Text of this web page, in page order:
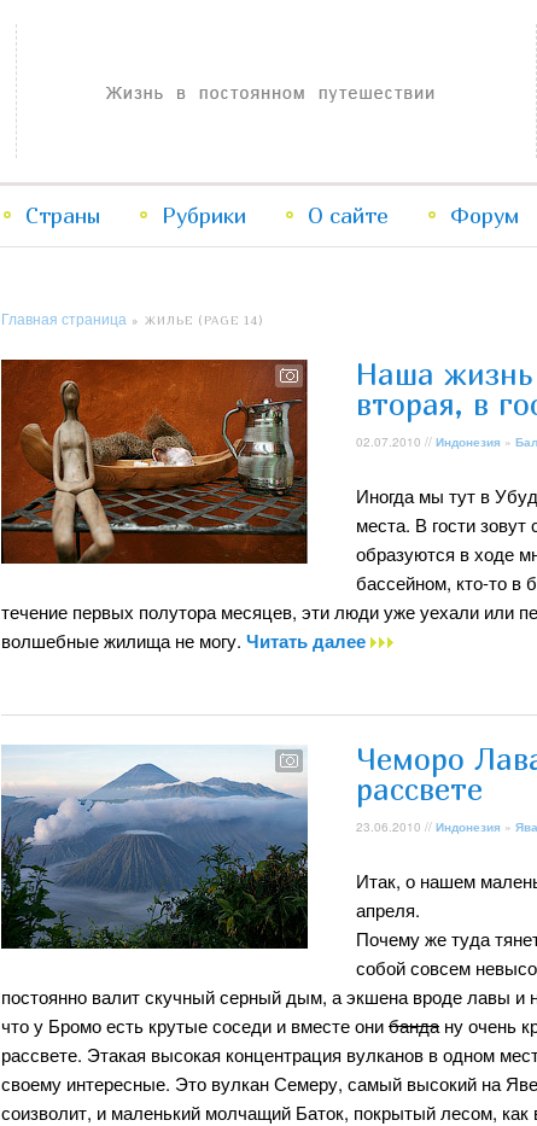
Жизнь в постоянном путешествии
Перейти
содержимому
Перейти
содержимому
Страны Рубрики О сайте Форум
Главная страница » ЖИЛЬЕ (PAGE 14)
Наша
вторая, в
02.07.2010 // Индонезия »
Иногда мы тут в
места. В гости
образуются в ходе
бассейном, кто-то в
течение первых полутора месяцев, эти люди уже уехали или
волшебные жилища не могу. Читать далее
Чеморо
рассвете
23.06.2010 // Индонезия » Ява
Итак, о нашем
апреля.
Почему же туда
собой совсем
постоянно валит скучный серный дым, а экшена вроде лавы и
что у Бромо есть крутые соседи и вместе онибанда ну очень
рассвете. Этакая высокая концентрация вулканов в одном
своему интересные. Это вулкан Семеру, самый высокий на
соизволит, и маленький молчащий Баток, покрытый лесом,